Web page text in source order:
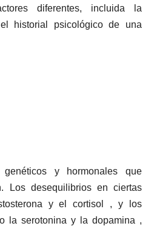
diferentes, incluida la
historial psicológico de una
y hormonales que
Los desequilibrios en ciertas
y el cortisol , y los
la serotonina y la dopamina ,